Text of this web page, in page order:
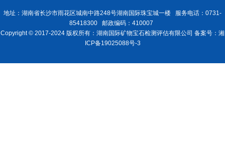
地址：湖南省长沙市雨花区城南中路248号湖南国际珠宝城一楼 服务电话：0731-
85418300 邮政编码：410007
Copyright © 2017-2024 版权所有：湖南国际矿物宝石检测评估有限公司 备案号：湘
ICP备19025088号-3